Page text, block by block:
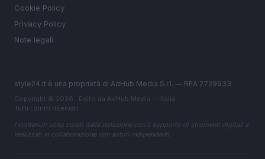
Cookie Policy
Privacy Policy
Note legali
style24.it è una proprietà di AdHub Media S.r.l. — REA 2729933
Copyright © 2026 · Edito da AdHub Media — Italia
Tutti i diritti riservati
I contenuti sono curati dalla redazione con il supporto di strumenti digitali e
realizzati in collaborazione con autori indipendenti.